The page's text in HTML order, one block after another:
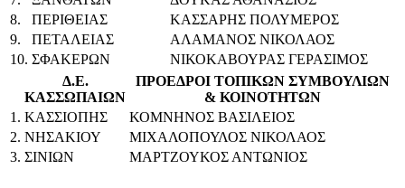
8.
ΠΕΡΙΘΕΙΑΣ
ΚΑΣΣΑΡΗΣ ΠΟΛΥΜΕΡΟΣ
9.
ΠΕΤΑΛΕΙΑΣ
ΑΛΑΜΑΝΟΣ ΝΙΚΟΛΑΟΣ
10. ΣΦΑΚΕΡΩΝ
ΝΙΚΟΚΑΒΟΥΡΑΣ ΓΕΡΑΣΙΜΟΣ
Δ.Ε.
ΚΑΣΣΩΠΑΙΩΝ
ΠΡΟΕΔΡΟΙ ΤΟΠΙΚΩΝ ΣΥΜΒΟΥΛΙΩΝ
& ΚΟΙΝΟΤΗΤΩΝ
1. ΚΑΣΣΙΟΠΗΣ
ΚΟΜΝΗΝΟΣ ΒΑΣΙΛΕΙΟΣ
2. ΝΗΣΑΚΙΟΥ
ΜΙΧΑΛΟΠΟΥΛΟΣ ΝΙΚΟΛΑΟΣ
3. ΣΙΝΙΩΝ ΜΑΡΤΖΟΥΚΟΣ ΑΝΤΩΝΙΟΣ